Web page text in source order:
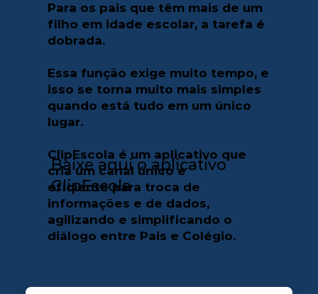
Para os pais que têm mais de um
filho em idade escolar, a tarefa é
dobrada.
Essa função exige muito tempo, e
isso se torna muito mais simples
quando está tudo em um único
lugar.
ClipEscola é um aplicativo que
cria um canal único e
eficiente para troca de
informações e de dados,
agilizando e simplificando o
diálogo entre Pais e Colégio.
Baixe aqui o aplicativo
ClipEscola